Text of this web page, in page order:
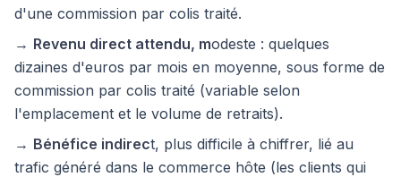
d'une commission par colis traité.
→ Revenu direct attendu, modeste : quelques
dizaines d'euros par mois en moyenne, sous forme de
commission par colis traité (variable selon
l'emplacement et le volume de retraits).
→ Bénéfice indirect, plus difficile à chiffrer, lié au
trafic généré dans le commerce hôte (les clients qui